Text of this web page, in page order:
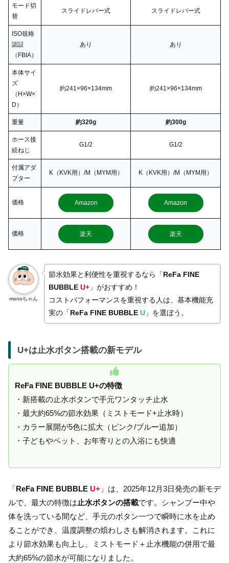
モード切
替
スライドレバー式 スライドレバー式
ISO規格
認証
（FBIA）
あり あり
本体サイ
ズ
（H×W×
D）
約241×96×134mm 約241×96×134mm
重量 約320g 約300g
ホース接
続ねじ
G1/2 G1/2
付属アダ
プター
K（KVK用）/M（MYM用） K（KVK用）/M（MYM用）
価格 Amazon Amazon
価格 楽天 楽天
monoちゃん
節水効果と利便性を重視するなら「ReFa FINE
BUBBLE U+ 」がおすすめ！
コストパフォーマンスを重視する人は、基本機能充
実の「ReFa FINE BUBBLE U 」を選ぼう。
U+は止水ボタン搭載の新モデル
ReFa FINE BUBBLE U+の特徴
・新搭載の止水ボタンで手元ワンタッチ止水
・最大約65%の節水効果（ミストモード+止水時）
・カラー展開が5色に拡大（ピンク/ブルー追加）
・子どもやペット、お年寄りとの入浴にも快適
「ReFa FINE BUBBLE U+ 」は、2025年12月3日発売の新モデ
ルで、最大の特徴は 止水ボタンの搭載です。シャンプー中や
体を洗っている間など、手元のボタン一つで瞬時に水を止め
ることができ、温度調整の煩わしさも解消されます。これに
より節水効果も向上し、ミストモード＋止水機能の併用で最
大約65%の節水が可能になりました。